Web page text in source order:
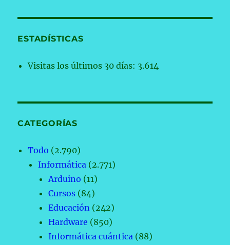
ESTADÍSTICAS
Visitas los últimos 30 días: 3.614
CATEGORÍAS
Todo (2.790)
Informática (2.771)
Arduino (11)
Cursos (84)
Educación (242)
Hardware (850)
Informática cuántica (88)